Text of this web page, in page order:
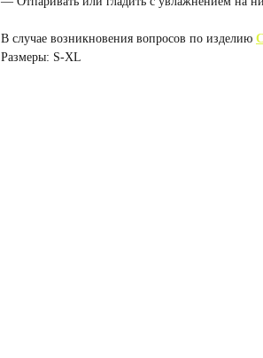
В случае возникновения вопросов по изделию
Размеры: S-XL